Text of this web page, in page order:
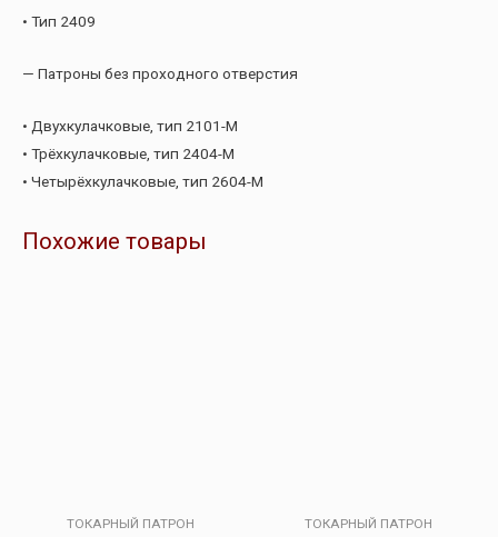
• Тип 2409
— Патроны без проходного отверстия
• Двухкулачковые, тип 2101-М
• Трёхкулачковые, тип 2404-М
• Четырёхкулачковые, тип 2604-М
Похожие товары
ТОКАРНЫЙ ПАТРОН ТОКАРНЫЙ ПАТРОН